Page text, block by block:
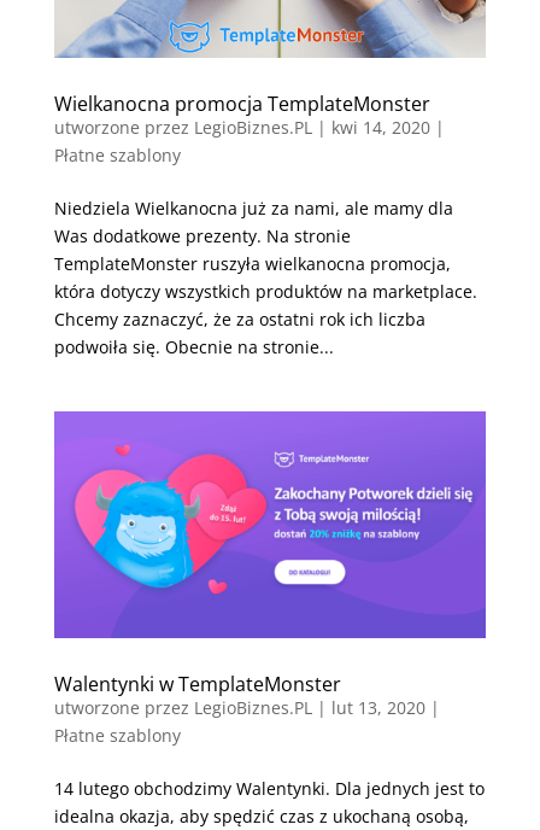
Wielkanocna promocja TemplateMonster
utworzone przez LegioBiznes.PL | kwi 14, 2020|
Płatne szablony
Niedziela Wielkanocna już za nami, ale mamy dla
Was dodatkowe prezenty. Na stronie
TemplateMonster ruszyła wielkanocna promocja,
która dotyczy wszystkich produktów na marketplace.
Chcemy zaznaczyć, że za ostatni rok ich liczba
podwoiła się. Obecnie na stronie...
Walentynki w TemplateMonster
utworzone przez LegioBiznes.PL| lut 13, 2020|
Płatne szablony
14 lutego obchodzimy Walentynki. Dla jednych jest to
idealna okazja, aby spędzić czas z ukochaną osobą,